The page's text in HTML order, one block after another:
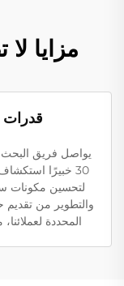
مزايا
قدرات
يواصل فريق البحث
30 خبيرًا
لتحسين مكونات
والتطوير من تقديم
المحددة